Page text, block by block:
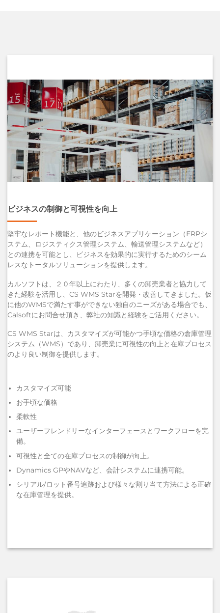
ビジネスの制御と可視性を向上
堅牢なレポート機能と、他のビジネスアプリケーション（ERPシ
ステム、ロジスティクス管理システム、輸送管理システムなど）
との連携を可能とし、ビジネスを効果的に実行するためのシーム
レスなトータルソリューションを提供します。
カルソフトは、２０年以上にわたり、多くの卸売業者と協力して
きた経験を活用し、CS WMS Starを開発・改善してきました。仮
に他のWMSで満たす事ができない独自のニーズがある場合でも、
Calsoftにお問合せ頂き、弊社の知識と経験をご活用ください。
CS WMS Starは、カスタマイズが可能かつ手頃な価格の倉庫管理
システム（WMS）であり、卸売業に可視性の向上と在庫プロセス
のより良い制御を提供します。
カスタマイズ可能
お手頃な価格
柔軟性
ユーザーフレンドリーなインターフェースとワークフローを完
備。
可視性と全ての在庫プロセスの制御が向上。
Dynamics GPやNAVなど、会計システムに連携可能。
シリアル/ロット番号追跡および様々な割り当て方法による正確
な在庫管理を提供。